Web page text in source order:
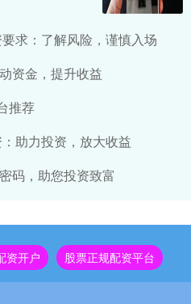
求：了解风险，谨慎入场
资金，提升收益
推荐
助力投资，放大收益
码，助您投资致富
资开户 股票正规配资平台